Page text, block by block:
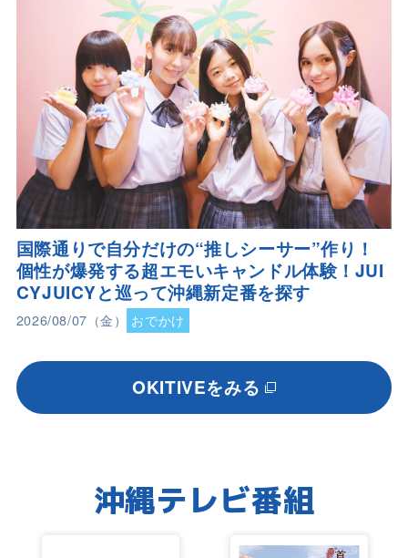
国際通りで自分だけの“推しシーサー”作り！
個性が爆発する超エモいキャンドル体験！JUI
CYJUICYと巡って沖縄新定番を探す
2026/08/07（金） おでかけ
OKITIVEをみる
沖縄テレビ番組